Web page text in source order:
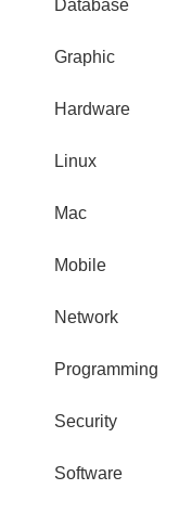
Database
Graphic
Hardware
Linux
Mac
Mobile
Network
Programming
Security
Software